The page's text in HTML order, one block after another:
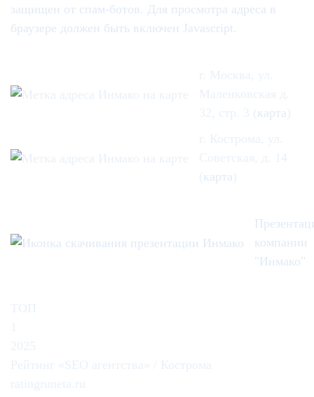
защищен от спам-ботов. Для просмотра адреса в
браузере должен быть включен Javascript.
карта
карта
компании
"Инмако"